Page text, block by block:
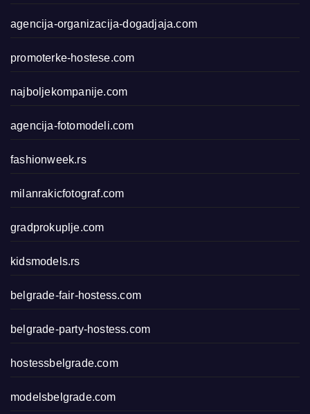
agencija-organizacija-dogadjaja.com
promoterke-hostese.com
najboljekompanije.com
agencija-fotomodeli.com
fashionweek.rs
milanrakicfotograf.com
gradprokuplje.com
kidsmodels.rs
belgrade-fair-hostess.com
belgrade-party-hostess.com
hostessbelgrade.com
modelsbelgrade.com